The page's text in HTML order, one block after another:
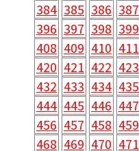
384 385 386 387
396 397 398 399
408 409 410 411
420 421 422 423
432 433 434 435
444 445 446 447
456 457 458 459
468 469 470 471